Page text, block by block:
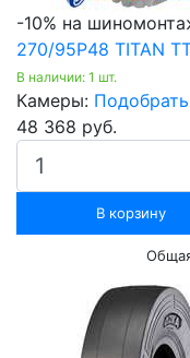
-10% на
270/95Р48 TITAN
В наличии: 1 шт.
Камеры: Подобрать
48 368 руб.
В корзину